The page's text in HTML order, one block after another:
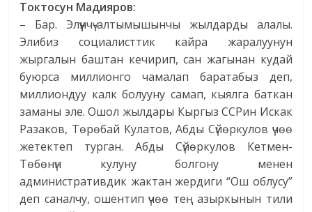
Токтосун Мадияров:
– Бар. Элүүнчү-алтымышынчы жылдарды алалы.
Элибиз социалисттик кайра жаралуунун
жыргалын баштан кечирип, сан жагынан кудай
буюрса миллионго чамалап баратабыз деп,
миллиондуу калк болууну самап, кыялга баткан
заманы эле. Ошол жылдары Кыргыз ССРин Искак
Разаков, Төрөбай Кулатов, Абды Сүйөркулов үчөө
жетектеп турган. Абды Сүйөркулов Кетмен-
Төбөнүн кулуну болгону менен
административдик жактан жердиги “Ош облусу”
деп саналчу, ошентип үчөө тең азыркынын тили